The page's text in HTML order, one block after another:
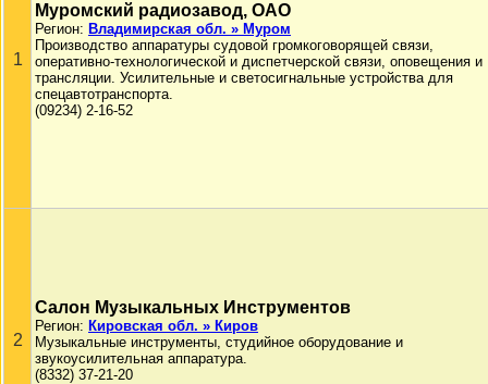
1
Муромский радиозавод, ОАО
Регион: Владимирская обл. » Муром
Производство аппаратуры судовой громкоговорящей связи,
оперативно-технологической и диспетчерской связи, оповещения и
трансляции. Усилительные и светосигнальные устройства для
спецавтотранспорта.
(09234) 2-16-52
2
Салон Музыкальных Инструментов
Регион: Кировская обл. » Киров
Музыкальные инструменты, студийное оборудование и
звукоусилительная аппаратура.
(8332) 37-21-20